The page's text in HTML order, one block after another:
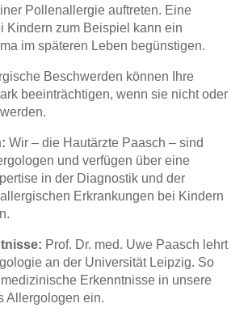
Pollenallergie auftreten. Eine
Kindern zum Beispiel kann ein
im späteren Leben begünstigen.
Beschwerden können Ihre
beeinträchtigen, wenn sie nicht oder
Wir – die Hautärzte Paasch – sind
und verfügen über eine
in der Diagnostik und der
Erkrankungen bei Kindern
Prof. Dr. med. Uwe Paasch lehrt
an der Universität Leipzig. So
Erkenntnisse in unsere
Allergologen ein.